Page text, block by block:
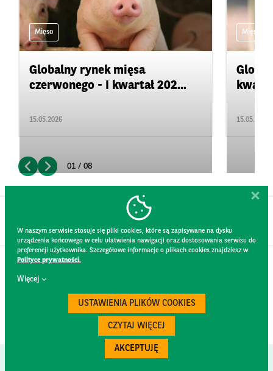
Mięso
Globalny rynek mięsa
czerwonego - I kwartał 202...
15.05.2026
Mięso
15.05.2026
01 / 08
W naszym serwisie stosuje się pliki cookies, które są zapisywane na dysku
urządzenia końcowego w celu ułatwienia nawigacji oraz dostosowania serwisu do
preferencji użytkownika. Szczegółowe informacje o plikach cookies znajdziesz w
Polityce prywatności.
Więcej
USTAWIENIA PLIKÓW COOKIES
CZYTAJ WIĘCEJ
AKCEPTUJĘ
KONTAKT
REGULAMIN STRONY
POLITYKA PRYWATNOŚCI